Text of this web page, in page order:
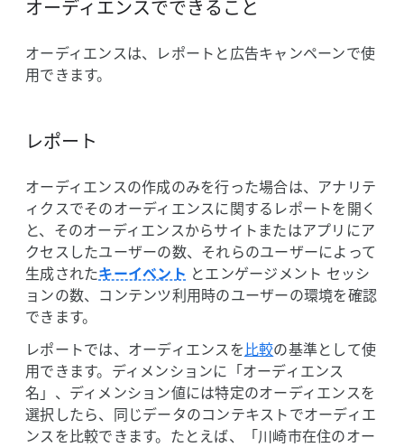
オーディエンスで​できる​こと
オーディエンスは、​レポートと​広告キャンペーンで​使
用できます。
レポート
オーディエンスの​作成のみを​行った​場合は、​アナリテ
ィクスで​その​オーディエンスに​関する​レポートを​開く
と、​その​オーディエンスから​サイトまたは​アプリに​ア
クセスした​ユーザーの​数、​それらの​ユーザーに​よって​
生成されたキーイベント と​エンゲージメント セッシ
ョンの​数、​コンテンツ利用時の​ユーザーの​環境を​確認
できます。
レポートでは、​オーディエンスを​比較の​基準と​して​使
用できます。​ディメンションに​「オーディエンス
名」、​ディメンション値には​特定の​オーディエンスを​
選択したら、​同じ​データの​コンテキストで​オーディエ
ンスを​比較できます。​たとえば、​「川崎市在住の​オー